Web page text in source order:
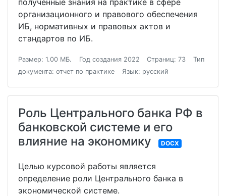
полученные знания на практике в сфере
организационного и правового обеспечения
ИБ, нормативных и правовых актов и
стандартов по ИБ.
Размер: 1.00 МБ. Год создания 2022 Страниц: 73
Тип
документа: отчет по практике
Язык: русский
Роль Центрального банка РФ в
банковской системе и его
влияние на экономику
DOCX
Целью курсовой работы является
определение роли Центрального банка в
экономической системе.